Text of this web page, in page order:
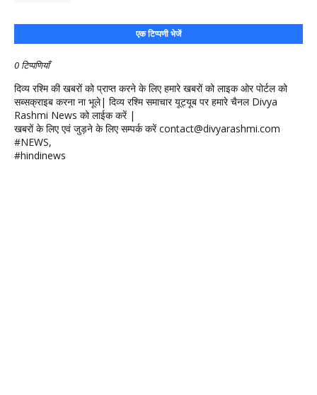
एक टिप्पणी भेजें
0 टिप्पणियाँ
दिव्य रश्मि की खबरों को प्राप्त करने के लिए हमारे खबरों को लाइक ओर पोर्टल को
सब्सक्राइब करना ना भूले| दिव्य रश्मि समाचार यूट्यूब पर हमारे चैनल Divya
Rashmi News को लाईक करें |
खबरों के लिए एवं जुड़ने के लिए सम्पर्क करें contact@divyarashmi.com
#NEWS,
#hindinews